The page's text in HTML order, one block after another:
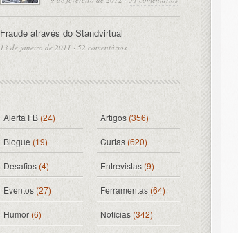
Fraude através do Standvirtual
13 de janeiro de 2011 · 52 comentários
Alerta FB(24) Artigos(356)
Blogue(19) Curtas (620)
Desafios (4) Entrevistas (9)
Eventos (27) Ferramentas(64)
Humor(6) Notícias (342)